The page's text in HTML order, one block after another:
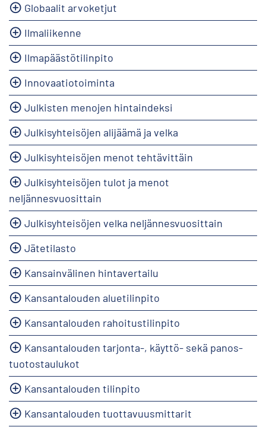
Globaalit arvoketjut
Ilmaliikenne
Ilmapäästötilinpito
Innovaatiotoiminta
Julkisten menojen hintaindeksi
Julkisyhteisöjen alijäämä ja velka
Julkisyhteisöjen menot tehtävittäin
Julkisyhteisöjen tulot ja menot
neljännesvuosittain
Julkisyhteisöjen velka neljännesvuosittain
Jätetilasto
Kansainvälinen hintavertailu
Kansantalouden aluetilinpito
Kansantalouden rahoitustilinpito
Kansantalouden tarjonta-, käyttö- sekä panos-
tuotostaulukot
Kansantalouden tilinpito
Kansantalouden tuottavuusmittarit